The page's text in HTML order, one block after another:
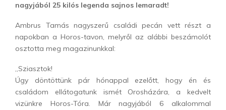
nagyjából 25 kilós legenda sajnos lemaradt!
Ambrus Tamás nagyszerű családi pecán vett részt a
napokban a Horos-tavon, melyről az alábbi beszámolót
osztotta meg magazinunkkal:
„Sziasztok!
Úgy döntöttünk pár hónappal ezelőtt, hogy én és
családom ellátogatunk ismét Orosházára, a kedvelt
vizünkre Horos-Tóra. Már nagyjából 6 alkalommal